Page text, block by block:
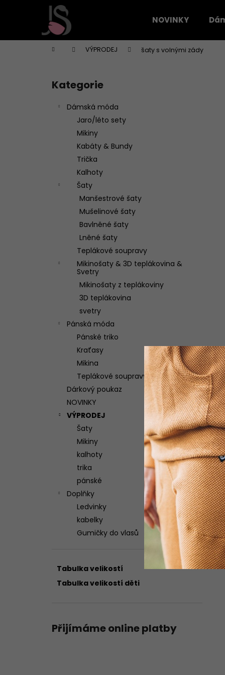
NOVINKY
Domů VÝPRODEJ šaty s volnými zády
Přeskočit
kategorie
Kategorie
Dámská móda
Jaro/léto sety
Mikiny
Kabáty & Bundy
Trička
Kalhoty
Šaty
Manšestrové šaty
Mušelinové šaty
Bavlněné šaty
Lněné šaty
Teplákové soupravy
Mikinošaty & 3D teplákovina &
Svetry
Mikinošaty z teplákoviny
3D teplákovina
svetry
Pánská móda
Pánské triko
Kraťasy
Mikina
Teplákové soupravy
Dárkový poukaz
NOVINKY
VÝPRODEJ
Šaty
Mikiny
kalhoty
trika
pánské
Doplňky
Ledvinky
kabelky
Gumičky do vlasů
Tabulka velikostí
Tabulka velikostí děti
Přijímáme online platby
í
Zpět
do
Zpět
do
ŠATY LÁSKA DLOUHÉ
2 100 Kč